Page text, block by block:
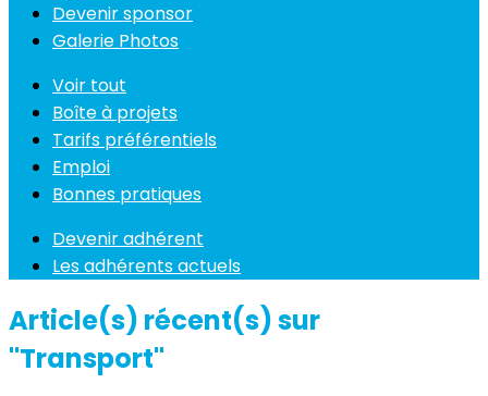
Devenir sponsor
Galerie Photos
Voir tout
Boîte à projets
Tarifs préférentiels
Emploi
Bonnes pratiques
Devenir adhérent
Les adhérents actuels
Article(s) récent(s) sur
"Transport"